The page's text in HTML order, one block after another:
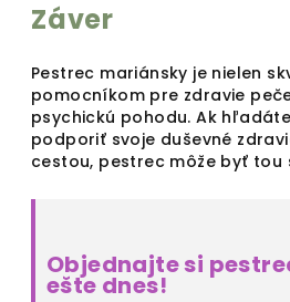
Záver
Pestrec mariánsky je nielen
pomocníkom pre zdravie
psychickú pohodu. Ak
podporiť svoje duševné
cestou, pestrec môže byť
Objednajte si
ešte dnes!